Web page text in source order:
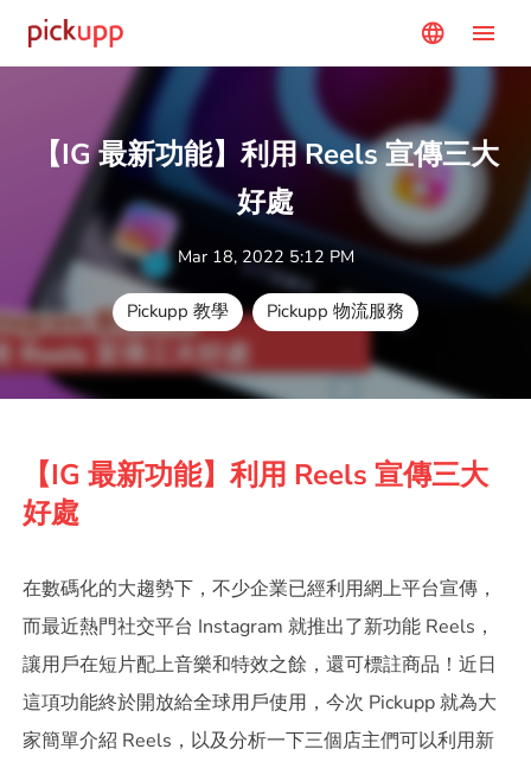
language menu
【IG 最新功能】利用 Reels 宣傳三大
好處
Mar 18, 2022 5:12 PM
Pickupp 教學 Pickupp 物流服務
【IG 最新功能】利用 Reels 宣傳三大
好處
在數碼化的大趨勢下，不少企業已經利用網上平台宣傳，
而最近熱門社交平台 Instagram 就推出了新功能 Reels，
讓用戶在短片配上音樂和特效之餘，還可標註商品！近日
這項功能終於開放給全球用戶使用，今次 Pickupp 就為大
家簡單介紹 Reels，以及分析一下三個店主們可以利用新